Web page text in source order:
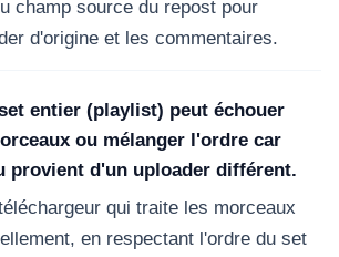
champ source du repost pour
d'origine et les commentaires.
entier (playlist) peut échouer
ou mélanger l'ordre car
provient d'un uploader différent.
qui traite les morceaux
en respectant l'ordre du set